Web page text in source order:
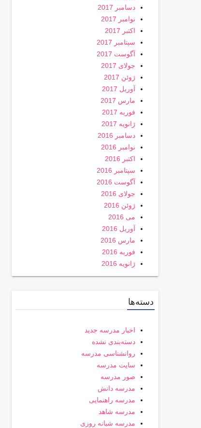
دسامبر 2017
نوامبر 2017
اکتبر 2017
سپتامبر 2017
آگوست 2017
جولای 2017
ژوئن 2017
آوریل 2017
مارس 2017
فوریه 2017
ژانویه 2017
دسامبر 2016
نوامبر 2016
اکتبر 2016
سپتامبر 2016
آگوست 2016
جولای 2016
ژوئن 2016
می 2016
آوریل 2016
مارس 2016
فوریه 2016
ژانویه 2016
دسته‌ها
اخبار مدرسه جدید
دسته‌بندی نشده
روانشناسی مدرسه
سایت مدرسه
صور مدرسه
مدرسه دانش
مدرسه راهنمایی
مدرسه شاهد
مدرسه شبانه روزی